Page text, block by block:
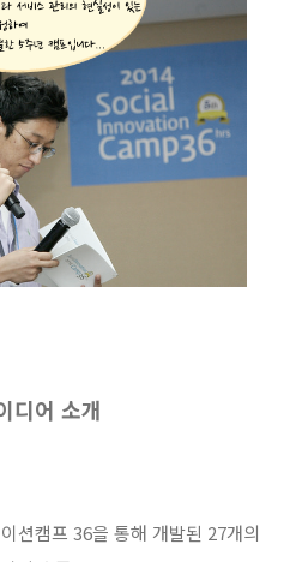
디어 소개
션캠프 36을 통해 개발된 27개의